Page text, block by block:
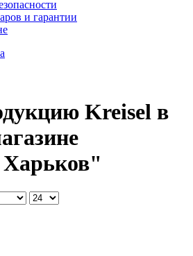
и гарантии
Kreisel в